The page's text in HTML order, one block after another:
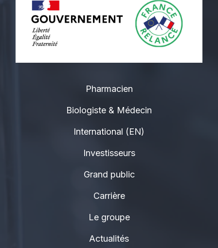
Pharmacien
Biologiste & Médecin
International (EN)
Investisseurs
Grand public
Carrière
Le groupe
Actualités